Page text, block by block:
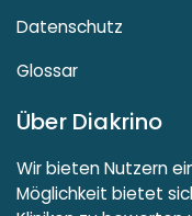
Datenschutz
Glossar
Über Diakrino
Wir bieten Nutzern
Möglichkeit bietet